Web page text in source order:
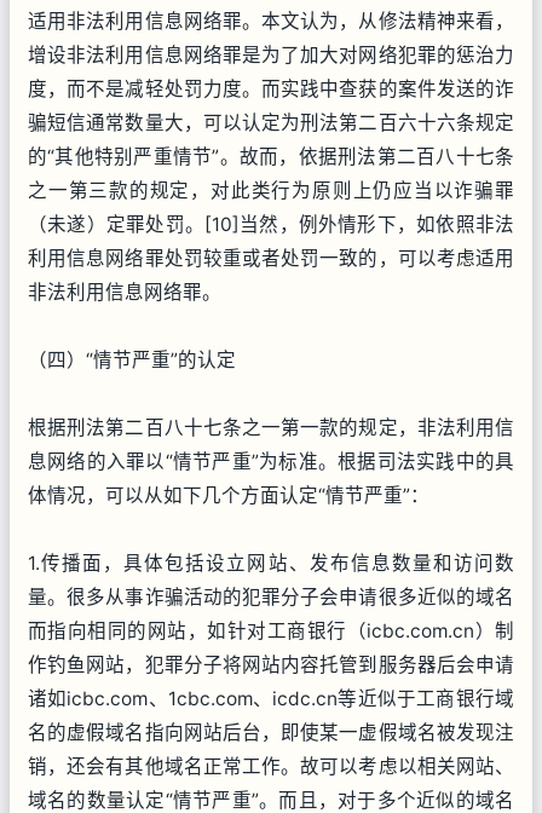
适用非法利用信息网络罪。本文认为，从修法精神来看，
增设非法利用信息网络罪是为了加大对网络犯罪的惩治力
度，而不是减轻处罚力度。而实践中查获的案件发送的诈
骗短信通常数量大，可以认定为刑法第二百六十六条规定
的“其他特别严重情节”。故而，依据刑法第二百八十七条
之一第三款的规定，对此类行为原则上仍应当以诈骗罪
（未遂）定罪处罚。[10]当然，例外情形下，如依照非法
利用信息网络罪处罚较重或者处罚一致的，可以考虑适用
非法利用信息网络罪。
（四）“情节严重”的认定
根据刑法第二百八十七条之一第一款的规定，非法利用信
息网络的入罪以“情节严重”为标准。根据司法实践中的具
体情况，可以从如下几个方面认定“情节严重”：
1.传播面，具体包括设立网站、发布信息数量和访问数
量。很多从事诈骗活动的犯罪分子会申请很多近似的域名
而指向相同的网站，如针对工商银行（icbc.com.cn）制
作钓鱼网站，犯罪分子将网站内容托管到服务器后会申请
诸如icbc.com、1cbc.com、icdc.cn等近似于工商银行域
名的虚假域名指向网站后台，即使某一虚假域名被发现注
销，还会有其他域名正常工作。故可以考虑以相关网站、
域名的数量认定“情节严重”。而且，对于多个近似的域名